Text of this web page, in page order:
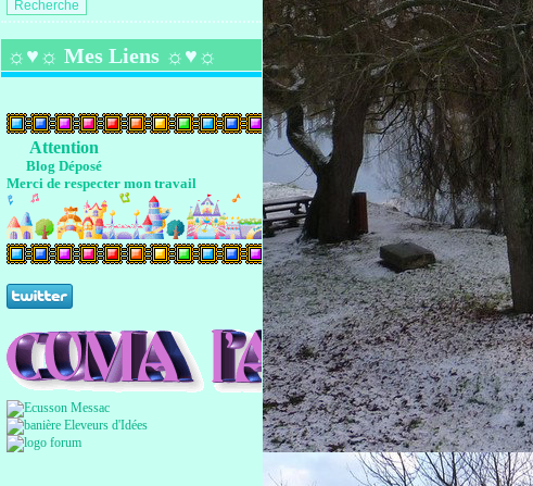
☼♥☼ Mes Liens ☼♥☼
Attention
Blog Déposé
Merci de respecter mon travail